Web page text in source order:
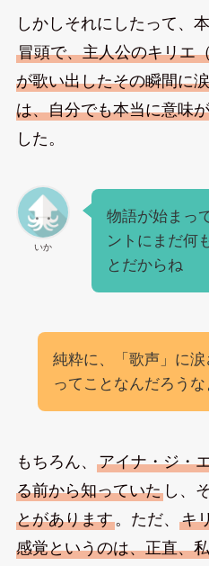
しかしそれにしたって、
冒頭で、主人公のキリエ
が歌い出したその瞬間に
は、自分でも本当に意味
した。
いか
物語が始まっ
ントにまだ何
とだからね
純粋に、「歌声」に涙
ってことなんだろうな
もちろん、 アイナ・ジ・
る前から知っていたし、
とがあります。ただ、 キ
感覚というのは、正直、